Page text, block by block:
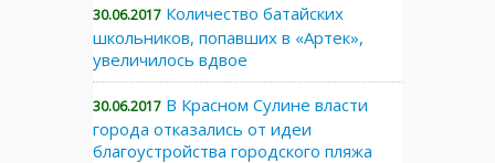
30.06.2017 Количество батайских
школьников, попавших в «Артек»,
увеличилось вдвое
30.06.2017 В Красном Сулине власти
города отказались от идеи
благоустройства городского пляжа